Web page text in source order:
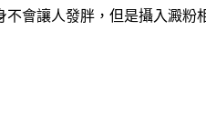
會讓人發胖，但是攝入澱